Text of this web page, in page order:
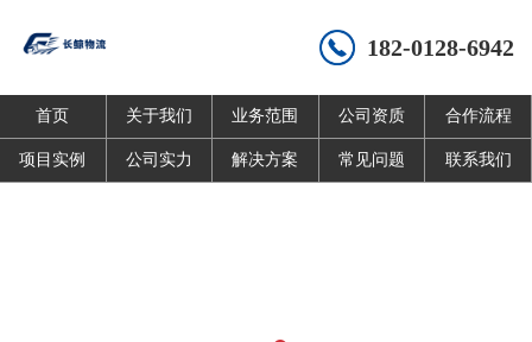
182-0128-6942
首页 关于我们 业务范围 公司资质 合作流程
项目实例 公司实力 解决方案 常见问题 联系我们